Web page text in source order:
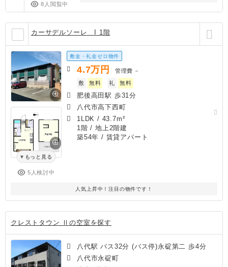
8人閲覧中
カーサデルソーレ I 1階
もっと見る
5人検討中
敷金・礼金ゼロ物件
4.7万円 管理費 －
敷
無料 礼 無料
肥後高田駅 歩31分
八代市高下西町
1LDK / 43.7m²
1階 / 地上2階建
築54年 / 賃貸アパート
人気上昇中！注目の物件です！
クレストタウン Ⅱの空室を探す
八代駅 バス32分 (バス停)永碇第二 歩4分
八代市永碇町